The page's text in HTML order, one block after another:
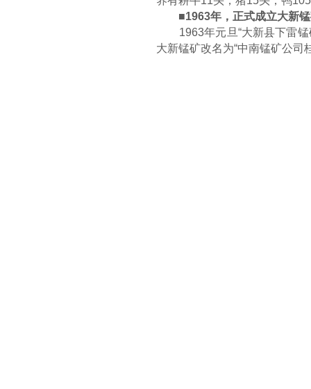
■1963年，正式成立大新锰
1963年元旦“大新县下雷锰
大新锰矿改名为“中南锰矿公司